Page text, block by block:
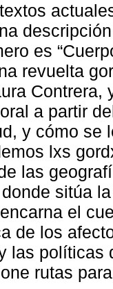
es
revuelta
a partir
y cómo se
lxs
las
sitúa
el
de los
las
rutas